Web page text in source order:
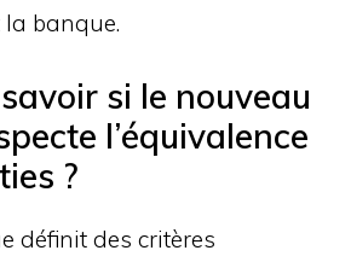
la banque.
si le nouveau
l’équivalence
?
définit des critères